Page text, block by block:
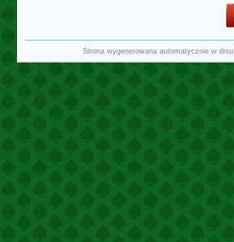
Strona wygenerowana automatycznie w dniu